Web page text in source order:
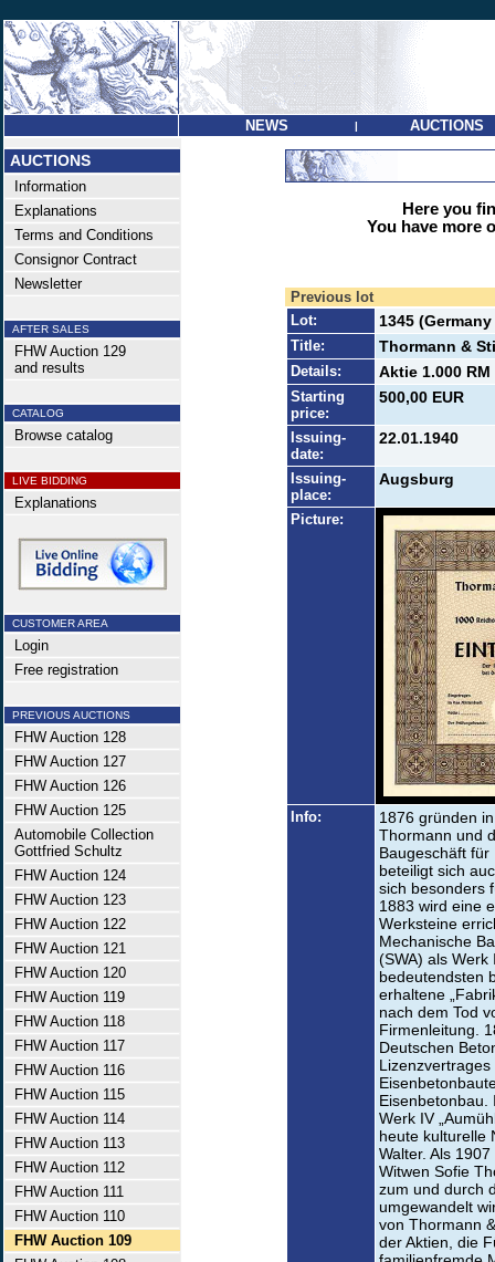
NEWS | AUCTIONS
AUCTIONS
Information
Explanations
Terms and Conditions
Consignor Contract
Newsletter
AFTER SALES
FHW Auction 129
and results
CATALOG
Browse catalog
LIVE BIDDING
Explanations
CUSTOMER AREA
Login
Free registration
PREVIOUS AUCTIONS
FHW Auction 128
FHW Auction 127
FHW Auction 126
FHW Auction 125
Automobile Collection
Gottfried Schultz
FHW Auction 124
FHW Auction 123
FHW Auction 122
FHW Auction 121
FHW Auction 120
FHW Auction 119
FHW Auction 118
FHW Auction 117
FHW Auction 116
FHW Auction 115
FHW Auction 114
FHW Auction 113
FHW Auction 112
FHW Auction 111
FHW Auction 110
FHW Auction 109
Here you
You have more
Previous lot
Lot:
1345
Title: Thormann &
Details: Aktie 1.000
Starting
price:
500,00 EUR
Issuing-
date:
22.01.1940
Issuing-
place:
Augsburg
Picture:
Info:
1876 gründen
Thormann und
Baugeschäft
beteiligt sich
sich besonders
1883 wird eine
Werksteine
Mechanische
(SWA) als Werk
bedeutendsten
erhaltene
nach dem Tod
Firmenleitung.
Deutschen
Eisenbetonbau.
Werk IV
heute kulturelle
Walter. Als
Witwen Sofie
zum und durch
umgewandelt
von Thormann
der Aktien, die